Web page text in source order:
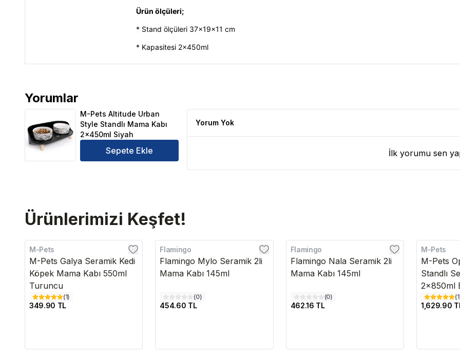
Ürün ölçüleri;
* Stand ölçüleri 37x19x11 cm
* Kapasitesi 2x450ml
Yorumlar
M-Pets Altitude Urban Style Standlı Mama Kabı 2x450ml Siyah Ürün Yorumları
M-Pets Altitude Urban
Style Standlı Mama Kabı
2x450ml Siyah
Sepete Ekle
Yorum Yok
İlk yorumu sen
Ürünlerimizi Keşfet!
M-Pets
M-Pets Galya Seramik Kedi
Köpek Mama Kabı 550ml
Turuncu
(1)
349.90 TL
Flamingo
Flamingo Mylo Seramik 2li
Mama Kabı 145ml
(0)
454.60 TL
Flamingo
Flamingo Nala Seramik 2li
Mama Kabı 145ml
(0)
462.16 TL
M-Pets
M-Pets
Standlı
2x850ml
(1
1,629.90